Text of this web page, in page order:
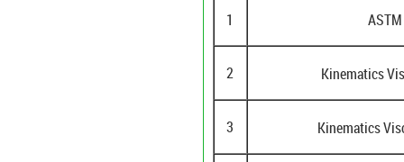
1
2 Kinematics
3 Kinematics